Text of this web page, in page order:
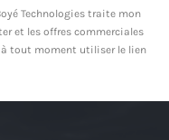
Technologies traite mon
et les offres commerciales
à tout moment utiliser le lien